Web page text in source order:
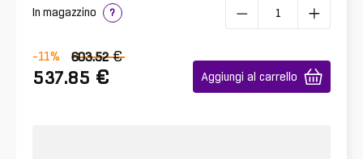
In magazzino ?
-11% 603.52 €
537.85 € Aggiungi al carrello